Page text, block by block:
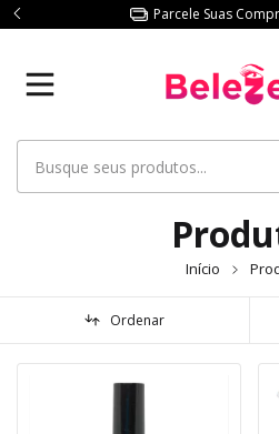
Parcele Suas
Início
Ordenar